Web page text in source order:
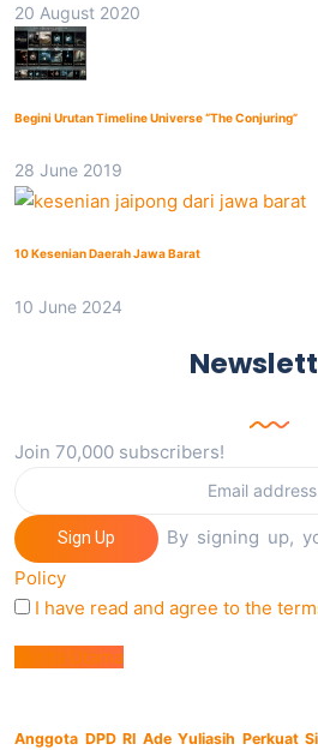
20 August 2020
Begini Urutan Timeline Universe “The Conjuring”
28 June 2019
10 Kesenian Daerah Jawa Barat
10 June 2024
Join 70,000 subscribers!
Sign Up By signing up,
Policy
I have read and agree to the
Berita Utama
Anggota DPD RI Ade Yuliasih Perkuat